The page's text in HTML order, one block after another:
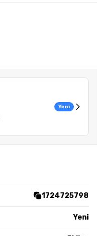
Yeni
1724725798
Yeni